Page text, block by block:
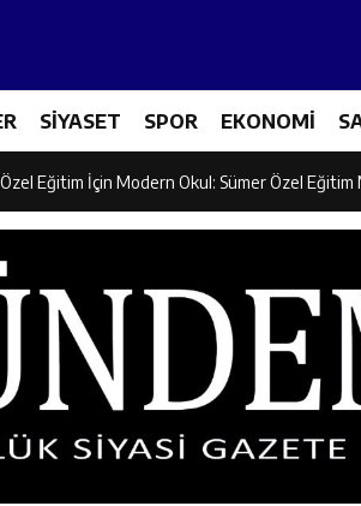
SİYASET SPOR EKONOMİ
Tarım Teknolojileriyle Tanışıyor
Özel Eğitim İçin Modern Okul: Sümer Özel
Zengin Ailesine Taziye Ziyareti
Müdafii Fahreddin Paşa’nın Kızının Kabri
ve Sosyal Hizmetler İl Müdürlüğünde